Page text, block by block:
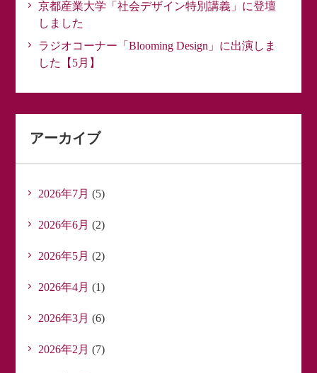
京都産業大学「社会デザイン特別講義」に登壇
しました
ラジオコーナー「Blooming Design」に出演しま
した【5月】
アーカイブ
2026年7月 (5)
2026年6月 (2)
2026年5月 (2)
2026年4月 (1)
2026年3月 (6)
2026年2月 (7)